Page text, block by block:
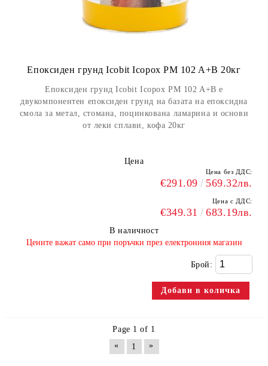
Епоксиден грунд Icobit Icopox PM 102 A+B 20кг
Епоксиден грунд Icobit Icopox PM 102 A+B e
двукомпонентен епоксиден грунд на базата на епоксидна
смола за метал, стомана, поцинкована ламарина и основи
от леки сплави, кофа 20кг
Цена
Цена без ДДС:
€291.09 569.32лв.
Цена с ДДС:
€349.31 683.19лв.
В наличност
​Цените важат само при поръчки през електронния магазин
Брой:
Page 1 of 1
«
1 »